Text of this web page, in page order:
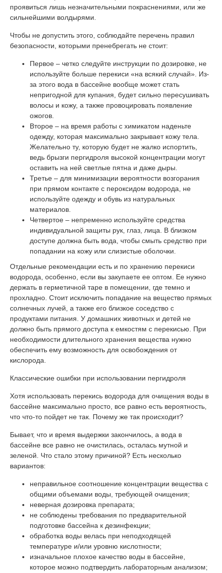
проявиться лишь незначительными покраснениями, или же
сильнейшими волдырями.
Чтобы не допустить этого, соблюдайте перечень правил
безопасности, которыми пренебрегать не стоит:
Первое – четко следуйте инструкции по дозировке, не
используйте больше перекиси «на всякий случай». Из-
за этого вода в бассейне вообще может стать
непригодной для купания, будет сильно пересушивать
волосы и кожу, а также провоцировать появление
ожогов.
Второе – на время работы с химикатом наденьте
одежду, которая максимально закрывает кожу тела.
Желательно ту, которую будет не жалко испортить,
ведь брызги пергидроля высокой концентрации могут
оставить на ней светлые пятна и даже дыры.
Третье – для минимизации вероятности возгорания
при прямом контакте с пероксидом водорода, не
используйте одежду и обувь из натуральных
материалов.
Четвертое – непременно используйте средства
индивидуальной защиты рук, глаз, лица. В близком
доступе должна быть вода, чтобы смыть средство при
попадании на кожу или слизистые оболочки.
Отдельные рекомендации есть и по хранению перекиси
водорода, особенно, если вы закупаете ее оптом. Ее нужно
держать в герметичной таре в помещении, где темно и
прохладно. Стоит исключить попадание на вещество прямых
солнечных лучей, а также его близкое соседство с
продуктами питания. У домашних животных и детей не
должно быть прямого доступа к емкостям с перекисью. При
необходимости длительного хранения вещества нужно
обеспечить ему возможность для освобождения от
кислорода.
Классические ошибки при использовании пергидроля
Хотя использовать перекись водорода для очищения воды в
бассейне максимально просто, все равно есть вероятность,
что что-то пойдет не так. Почему же так происходит?
Бывает, что и время выдержки закончилось, а вода в
бассейне все равно не очистилась, осталась мутной и
зеленой. Что стало этому причиной? Есть несколько
вариантов:
неправильное соотношение концентрации вещества с
общими объемами воды, требующей очищения;
неверная дозировка препарата;
не соблюдены требования по предварительной
подготовке бассейна к дезинфекции;
обработка воды велась при неподходящей
температуре и/или уровню кислотности;
изначальное плохое качество воды в бассейне,
которое можно подтвердить лабораторным анализом;